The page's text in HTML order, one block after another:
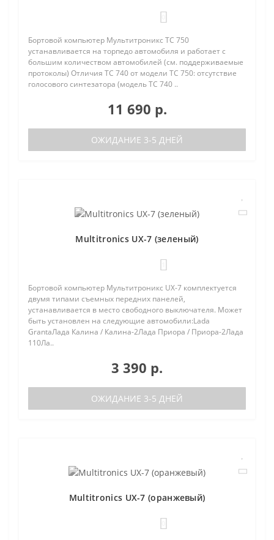
Бортовой компьютер Мультитроникс TC 750
устанавливается на торпедо автомобиля и работает с
большим количеством автомобилей (см. поддерживаемые
протоколы) Отличия TC 740 от модели TC 750: отсутствие
голосового синтезатора (модель TC 740 ..
11 690 р.
ОЖИДАНИЕ 3-5 ДНЕЙ
Multitronics UX-7 (зеленый)
Бортовой компьютер Мультитроникс UX-7 комплектуется
двумя типами съемных передних панелей,
устанавливается в место свободного выключателя. Может
быть установлен на следующие автомобили:Lada
GrantaЛада Калина / Калина-2Лада Приора / Приора-2Лада
110Ла..
3 390 р.
ОЖИДАНИЕ 3-5 ДНЕЙ
Multitronics UX-7 (оранжевый)